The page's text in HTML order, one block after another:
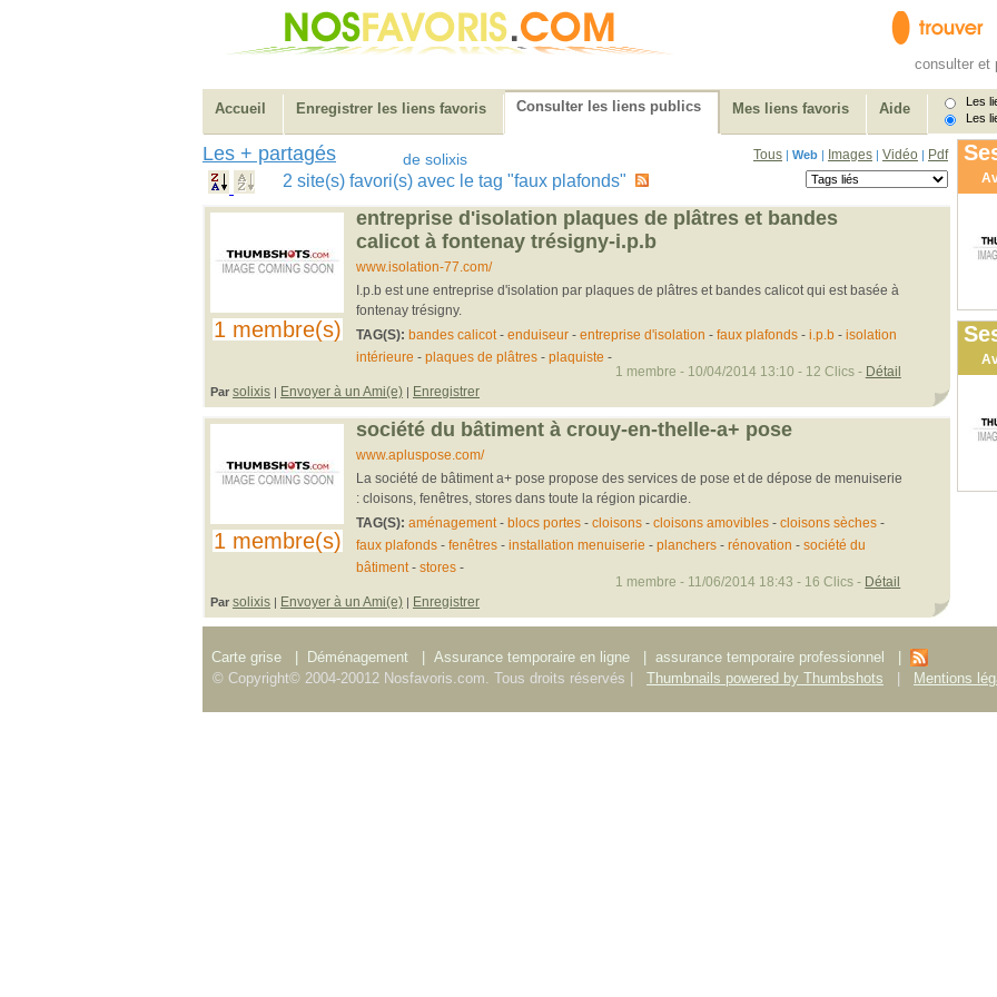
consulter et
Accueil Enregistrer les liens favoris Consulter les liens publics Mes liens favoris Aide
Les
Les
Les + partagés de solixis Tous | Web | Images | Vidéo | Pdf
2 site(s) favori(s) avec le tag "faux plafonds"
1 membre(s)
entreprise d'isolation plaques de plâtres et bandes
calicot à fontenay trésigny-i.p.b
www.isolation-77.com/
I.p.b est une entreprise d'isolation par plaques de plâtres et bandes calicot qui est basée à
fontenay trésigny.
TAG(S): bandes calicot- enduiseur- entreprise d'isolation - faux plafonds- i.p.b- isolation
intérieure - plaques de plâtres- plaquiste -
Par solixis | Envoyer à un Ami(e) | Enregistrer
1 membre - 10/04/2014 13:10 - 12 Clics - Détail
1 membre(s)
société du bâtiment à crouy-en-thelle-a+ pose
www.apluspose.com/
La société de bâtiment a+ pose propose des services de pose et de dépose de menuiserie
: cloisons, fenêtres, stores dans toute la région picardie.
TAG(S): aménagement- blocs portes- cloisons- cloisons amovibles- cloisons sèches-
faux plafonds- fenêtres- installation menuiserie - planchers- rénovation - société du
bâtiment- stores-
Par solixis | Envoyer à un Ami(e) | Enregistrer
1 membre - 11/06/2014 18:43 - 16 Clics - Détail
Carte grise Déménagement Assurance temporaire en ligne assurance temporaire professionnel
© Copyright© 2004-20012 Nosfavoris.com. Tous droits réservés |
Thumbnails powered by Thumbshots Mentions